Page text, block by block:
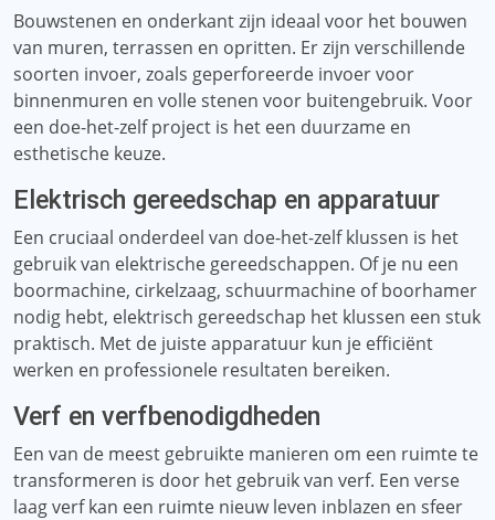
Bouwstenen en onderkant zijn ideaal voor het bouwen
van muren, terrassen en opritten. Er zijn verschillende
soorten invoer, zoals geperforeerde invoer voor
binnenmuren en volle stenen voor buitengebruik. Voor
een doe-het-zelf project is het een duurzame en
esthetische keuze.
Elektrisch gereedschap en apparatuur
Een cruciaal onderdeel van doe-het-zelf klussen is het
gebruik van elektrische gereedschappen. Of je nu een
boormachine, cirkelzaag, schuurmachine of boorhamer
nodig hebt, elektrisch gereedschap het klussen een stuk
praktisch. Met de juiste apparatuur kun je efficiënt
werken en professionele resultaten bereiken.
Verf en verfbenodigdheden
Een van de meest gebruikte manieren om een ​​ruimte te
transformeren is door het gebruik van verf. Een verse
laag verf kan een ruimte nieuw leven inblazen en sfeer